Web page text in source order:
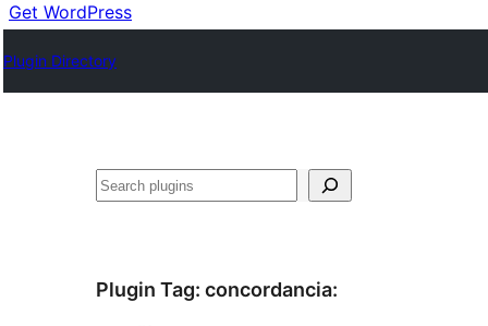
Get WordPress
Plugin Directory
Sichen
Plugin Tag: concordancia: